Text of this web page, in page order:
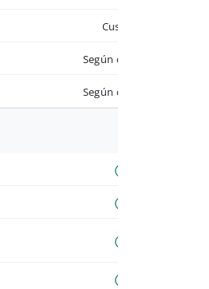
Custom
Según contrato
Según contrato